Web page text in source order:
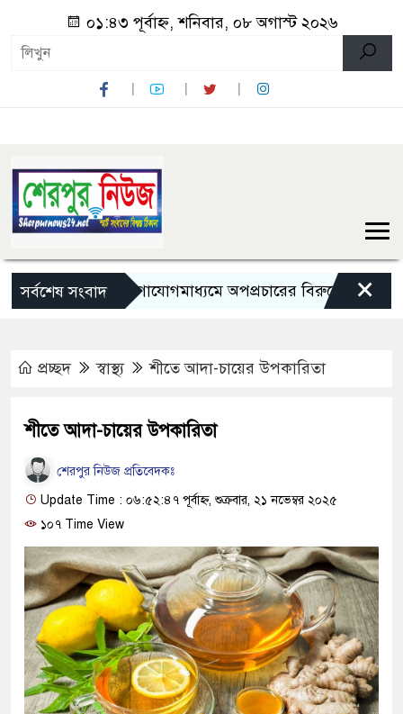
০১:৪৩ পূর্বাহ্ন, শনিবার, ০৮ অগাস্ট ২০২৬
সর্বশেষ সংবাদ
সামাজিক যোগাযোগমাধ্যমে অপপ্রচারের বিরুদ্ধে সতর্ক থাকার
×
প্রচ্ছদ স্বাস্থ্য শীতে আদা-চায়ের উপকারিতা
শীতে আদা-চায়ের উপকারিতা
শেরপুর নিউজ প্রতিবেদকঃ
Update Time : ০৬:৫২:৪৭ পূর্বাহ্ন, শুক্রবার, ২১ নভেম্বর ২০২৫
১০৭ Time View